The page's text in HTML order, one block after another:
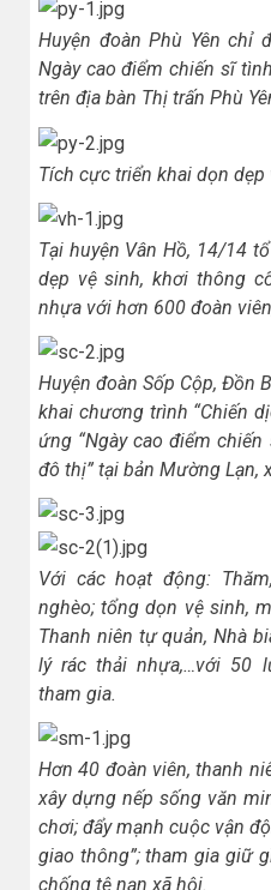
Huyện đoàn Phù Yên chỉ
Ngày cao điểm chiến sĩ
trên địa bàn Thị trấn Phù
Tích cực triển khai dọn
Tại huyện Vân Hồ, 14/14
dẹp vệ sinh, khơi thông
nhựa với hơn 600 đoàn
Huyện đoàn Sốp Cộp, Đồn
khai chương trình “Chiến
ứng “Ngày cao điểm
đô thị” tại bản Mường Lạn,
Với các hoạt động:
nghèo; tổng dọn vệ sinh,
Thanh niên tự quản, Nhà
lý rác thải nhựa,…với 50
tham gia.
Hơn 40 đoàn viên, thanh
xây dựng nếp sống văn
chơi; đẩy mạnh cuộc vận
giao thông”; tham gia giữ
chống tệ nạn xã hội.